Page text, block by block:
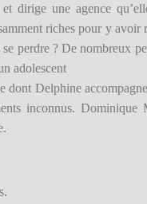
dirige une agence
riches pour y
perdre ? De nombreux
adolescent
dont Delphine
inconnus. Dominique